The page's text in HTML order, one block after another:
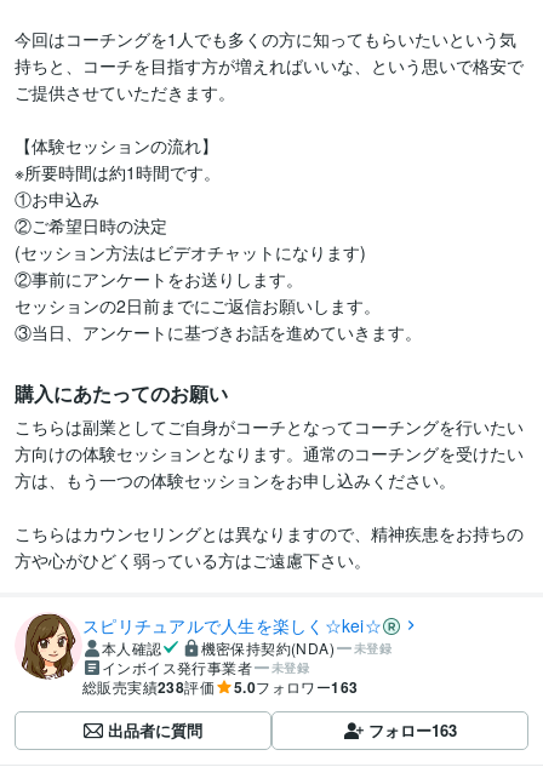
今回はコーチングを1人でも多くの方に知ってもらいたいという気
持ちと、コーチを目指す方が増えればいいな、という思いで格安で
ご提供させていただきます。
【体験セッションの流れ】
※所要時間は約1時間です。
①お申込み
②ご希望日時の決定
(セッション方法はビデオチャットになります)
②事前にアンケートをお送りします。
セッションの2日前までにご返信お願いします。
③当日、アンケートに基づきお話を進めていきます。
購入にあたってのお願い
こちらは副業としてご自身がコーチとなってコーチングを行いたい
方向けの体験セッションとなります。通常のコーチングを受けたい
方は、もう一つの体験セッションをお申し込みください。
こちらはカウンセリングとは異なりますので、精神疾患をお持ちの
方や心がひどく弱っている方はご遠慮下さい。
スピリチュアルで人生を楽しく☆kei☆
本人確認 機密保持契約(NDA) 未登録
インボイス発行事業者 未登録
総販売実績238評価 5.0フォロワー163
出品者に質問 フォロー163